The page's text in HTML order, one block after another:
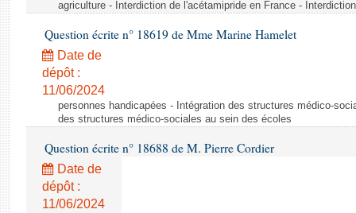
agriculture - Interdiction de l'acétamipride en France -
Question écrite n° 18619 de Mme Marine Hamelet
Date de
dépôt :
11/06/2024
personnes handicapées - Intégration des structures médico-
des structures médico-sociales au sein des écoles
Question écrite n° 18688 de M. Pierre Cordier
Date de
dépôt :
11/06/2024